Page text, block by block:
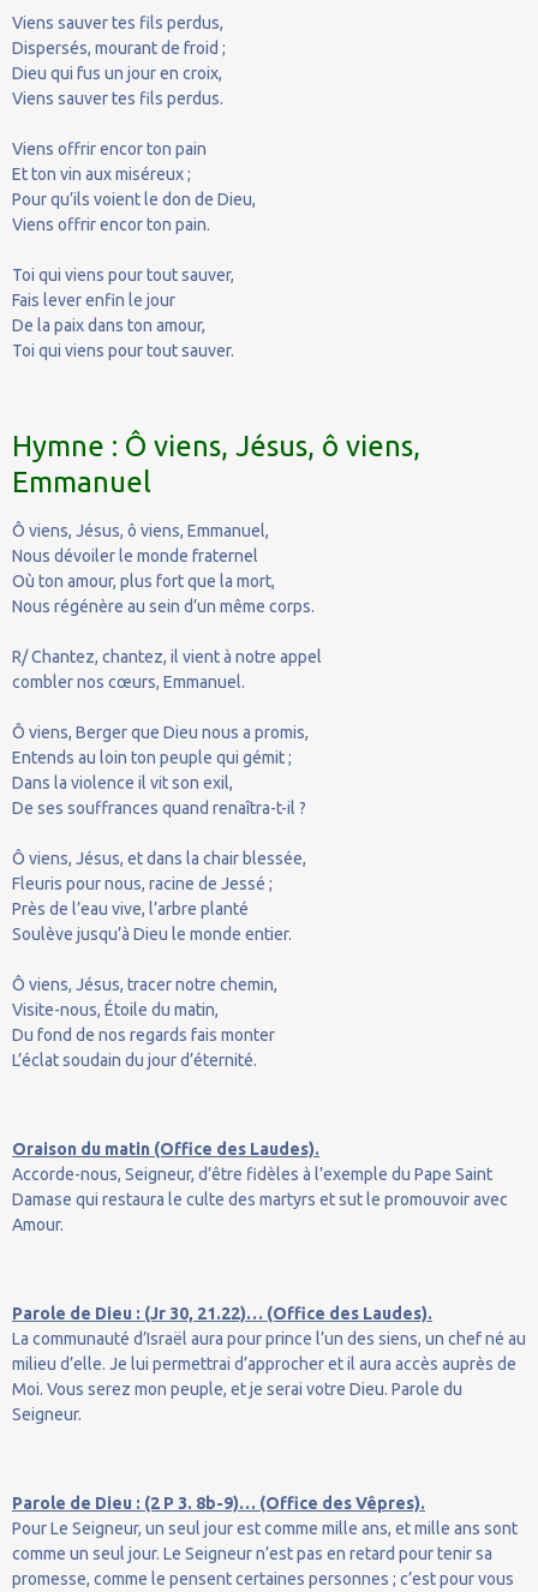
Viens sauver tes fils perdus,
Dispersés, mourant de froid ;
Dieu qui fus un jour en croix,
Viens sauver tes fils perdus.
Viens offrir encor ton pain
Et ton vin aux miséreux ;
Pour qu’ils voient le don de Dieu,
Viens offrir encor ton pain.
Toi qui viens pour tout sauver,
Fais lever enfin le jour
De la paix dans ton amour,
Toi qui viens pour tout sauver.
Hymne : Ô viens, Jésus, ô viens,
Emmanuel
Ô viens, Jésus, ô viens, Emmanuel,
Nous dévoiler le monde fraternel
Où ton amour, plus fort que la mort,
Nous régénère au sein d’un même corps.
R/ Chantez, chantez, il vient à notre appel
combler nos cœurs, Emmanuel.
Ô viens, Berger que Dieu nous a promis,
Entends au loin ton peuple qui gémit ;
Dans la violence il vit son exil,
De ses souffrances quand renaîtra-t-il ?
Ô viens, Jésus, et dans la chair blessée,
Fleuris pour nous, racine de Jessé ;
Près de l’eau vive, l’arbre planté
Soulève jusqu’à Dieu le monde entier.
Ô viens, Jésus, tracer notre chemin,
Visite-nous, Étoile du matin,
Du fond de nos regards fais monter
L’éclat soudain du jour d’éternité.
Oraison du matin (Office des Laudes).
Accorde-nous, Seigneur, d’être fidèles à l’exemple du Pape Saint
Damase qui restaura le culte des martyrs et sut le promouvoir avec
Amour.
Parole de Dieu : (Jr 30, 21.22)… (Office des Laudes).
La communauté d’Israël aura pour prince l’un des siens, un chef né au
milieu d’elle. Je lui permettrai d’approcher et il aura accès auprès de
Moi. Vous serez mon peuple, et je serai votre Dieu. Parole du
Seigneur.
Parole de Dieu : (2 P 3. 8b-9)… (Office des Vêpres).
Pour Le Seigneur, un seul jour est comme mille ans, et mille ans sont
comme un seul jour. Le Seigneur n’est pas en retard pour tenir sa
promesse, comme le pensent certaines personnes ; c’est pour vous